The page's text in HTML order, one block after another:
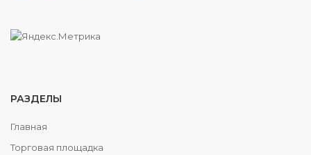
РАЗДЕЛЫ
Главная
Торговая площадка